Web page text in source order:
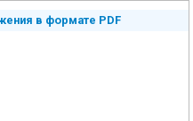
в формате PDF